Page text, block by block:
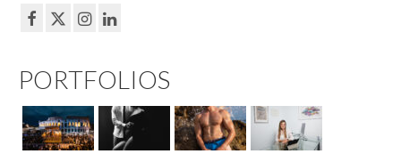
PORTFOLIOS